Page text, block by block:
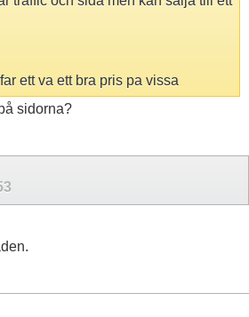
ett va ett bra pris pa vissa
sidorna?